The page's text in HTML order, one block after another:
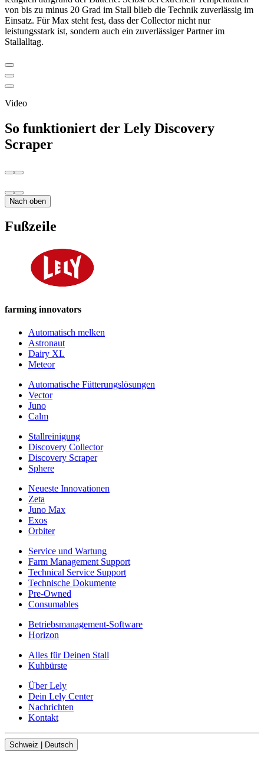
von bis zu minus 20 Grad im Stall blieb die Technik zuverlässig im
Einsatz. Für Max steht fest, dass der Collector nicht nur
leistungsstark ist, sondern auch ein zuverlässiger Partner im
Stallalltag.
Video
So funktioniert der Lely Discovery
Scraper
Nach oben
Fußzeile
farming innovators
Automatisch melken
Astronaut
Dairy XL
Meteor
Automatische Fütterungslösungen
Vector
Juno
Calm
Stallreinigung
Discovery Collector
Discovery Scraper
Sphere
Neueste Innovationen
Zeta
Juno Max
Exos
Orbiter
Service und Wartung
Farm Management Support
Technical Service Support
Technische Dokumente
Pre-Owned
Consumables
Betriebsmanagement-Software
Horizon
Alles für Deinen Stall
Kuhbürste
Über Lely
Dein Lely Center
Nachrichten
Kontakt
Schweiz | Deutsch